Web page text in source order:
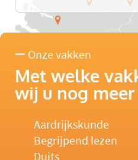
Onze vakken
Met welke
wij u nog
Aardrijkskunde
Begrijpend lezen
Duits